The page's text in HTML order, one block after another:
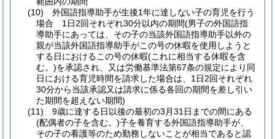
(10)
外国語指導助手が生後1年に達しない子の育児を行う
場合 1日2回それぞれ30分以内の期間(男子の外国語指
導助手にあっては、その子の当該外国語指導助手以外の
親が当該外国語指導助手がこの号の休暇を使用しようと
する日におけるこの号の休暇(これに相当する休暇を含
む。)を承認され、又は労働基準法第67条の規定により同
日における育児時間を請求した場合は、1日2回それぞれ
30分から当該承認又は請求に係る各回の期間を差し引い
た期間を超えない期間)
(11)
9歳に達する日以後の最初の3月31日までの間にある
(配偶者の子を含む。)子を養育する外国語指導助手が、
その子の看護等のため勤務しないことが相当であると認